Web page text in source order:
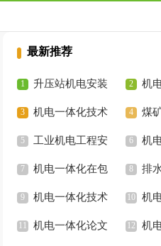
最新推荐
升压站机电安装
工程建设探讨论文
机
景探析
机电一体化技术
论文
煤
理论文
工业机电工程安
装特征及技术要求论
文
机
培养的
论文
机电一体化在包
装工艺的应用论文
排
备要点
机电一体化技术
论文
机
题目
机电一体化论文 机